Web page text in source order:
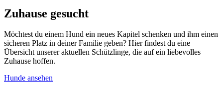
Zuhause gesucht
Möchtest du einem Hund ein neues Kapitel schenken und ihm einen
sicheren Platz in deiner Familie geben? Hier findest du eine
Übersicht unserer aktuellen Schützlinge, die auf ein liebevolles
Zuhause hoffen.
Hunde ansehen